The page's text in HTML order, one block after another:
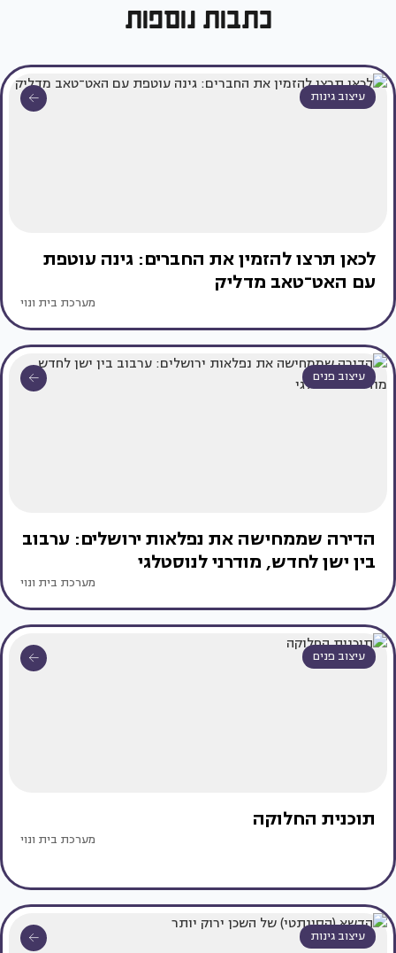
כתבות נוספות
עיצוב גינות
לכאן תרצו להזמין את החברים: גינה עוטפת
עם האט־טאב מדליק
מערכת בית ונוי
עיצוב פנים
הדירה שממחישה את נפלאות ירושלים: ערבוב
בין ישן לחדש, מודרני לנוסטלגי
מערכת בית ונוי
עיצוב פנים
תוכנית החלוקה
מערכת בית ונוי
עיצוב גינות